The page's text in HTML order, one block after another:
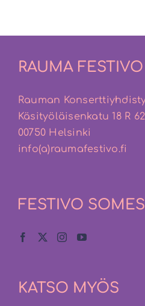
RAUMA FESTIVO
Rauman
Käsityöläisenkatu 18 R 62
00750 Helsinki
info(a)raumafestivo.fi
FESTIVO
KATSO MYÖS